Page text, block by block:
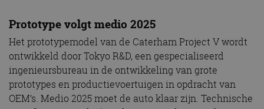
Prototype volgt medio 2025
Het prototypemodel van de Caterham Project V wordt
ontwikkeld door Tokyo R&D, een gespecialiseerd
ingenieursbureau in de ontwikkeling van grote
prototypes en productievoertuigen in opdracht van
OEM’s. Medio 2025 moet de auto klaar zijn. Technische